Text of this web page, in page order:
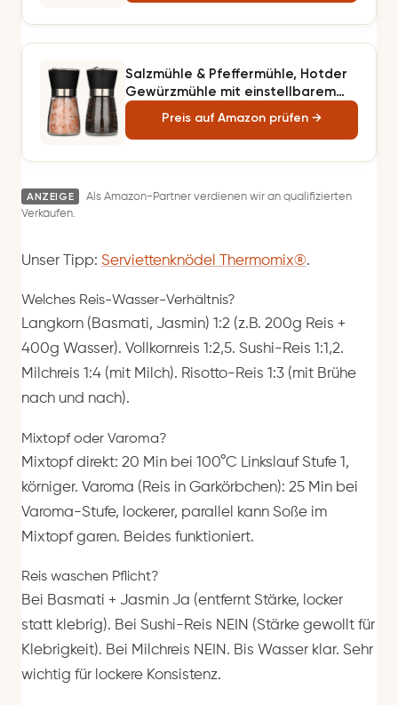
Salzmühle & Pfeffermühle, Hotder
Gewürzmühle mit einstellbarem
Keramikmahlwerk,
Pfeffermühlenset aus Glas, auch
als Chilimühle für Verschiedene
Gewürze
Preis auf Amazon prüfen →
ANZEIGE
Als Amazon-Partner verdienen wir an qualifizierten
Verkäufen.
Unser Tipp: Serviettenknödel Thermomix®.
Welches Reis-Wasser-Verhältnis?
Langkorn (Basmati, Jasmin) 1:2 (z.B. 200g Reis +
400g Wasser). Vollkornreis 1:2,5. Sushi-Reis 1:1,2.
Milchreis 1:4 (mit Milch). Risotto-Reis 1:3 (mit Brühe
nach und nach).
Mixtopf oder Varoma?
Mixtopf direkt: 20 Min bei 100°C Linkslauf Stufe 1,
körniger. Varoma (Reis in Garkörbchen): 25 Min bei
Varoma-Stufe, lockerer, parallel kann Soße im
Mixtopf garen. Beides funktioniert.
Reis waschen Pflicht?
Bei Basmati + Jasmin Ja (entfernt Stärke, locker
statt klebrig). Bei Sushi-Reis NEIN (Stärke gewollt für
Klebrigkeit). Bei Milchreis NEIN. Bis Wasser klar. Sehr
wichtig für lockere Konsistenz.